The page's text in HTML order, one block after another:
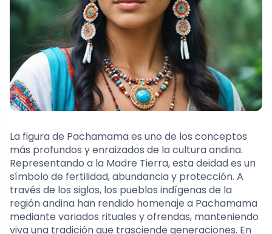
La figura de Pachamama es uno de los conceptos
más profundos y enraizados de la cultura andina.
Representando a la Madre Tierra, esta deidad es un
símbolo de fertilidad, abundancia y protección. A
través de los siglos, los pueblos indígenas de la
región andina han rendido homenaje a Pachamama
mediante variados rituales y ofrendas, manteniendo
viva una tradición que trasciende generaciones. En